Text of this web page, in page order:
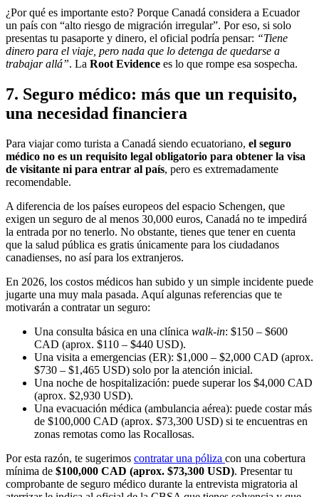
¿Por qué es importante esto? Porque Canadá considera a Ecuador
un país con “alto riesgo de migración irregular”. Por eso, si solo
presentas tu pasaporte y dinero, el oficial podría pensar: “Tiene
dinero para el viaje, pero nada que lo detenga de quedarse a
trabajar allá”. La Root Evidence es lo que rompe esa sospecha.
7. Seguro médico: más que un requisito,
una necesidad financiera
Para viajar como turista a Canadá siendo ecuatoriano, el seguro
médico no es un requisito legal obligatorio para obtener la visa
de visitante ni para entrar al país, pero es extremadamente
recomendable.
A diferencia de los países europeos del espacio Schengen, que
exigen un seguro de al menos 30,000 euros, Canadá no te impedirá
la entrada por no tenerlo. No obstante, tienes que tener en cuenta
que la salud pública es gratis únicamente para los ciudadanos
canadienses, no así para los extranjeros.
En 2026, los costos médicos han subido y un simple incidente puede
jugarte una muy mala pasada. Aquí algunas referencias que te
motivarán a contratar un seguro:
Una consulta básica en una clínica walk-in: $150 – $600
CAD (aprox. $110 – $440 USD).
Una visita a emergencias (ER): $1,000 – $2,000 CAD (aprox.
$730 – $1,465 USD) solo por la atención inicial.
Una noche de hospitalización: puede superar los $4,000 CAD
(aprox. $2,930 USD).
Una evacuación médica (ambulancia aérea): puede costar más
de $100,000 CAD (aprox. $73,300 USD) si te encuentras en
zonas remotas como las Rocallosas.
Por esta razón, te sugerimos contratar una póliza con una cobertura
mínima de $100,000 CAD (aprox. $73,300 USD). Presentar tu
comprobante de seguro médico durante la entrevista migratoria al